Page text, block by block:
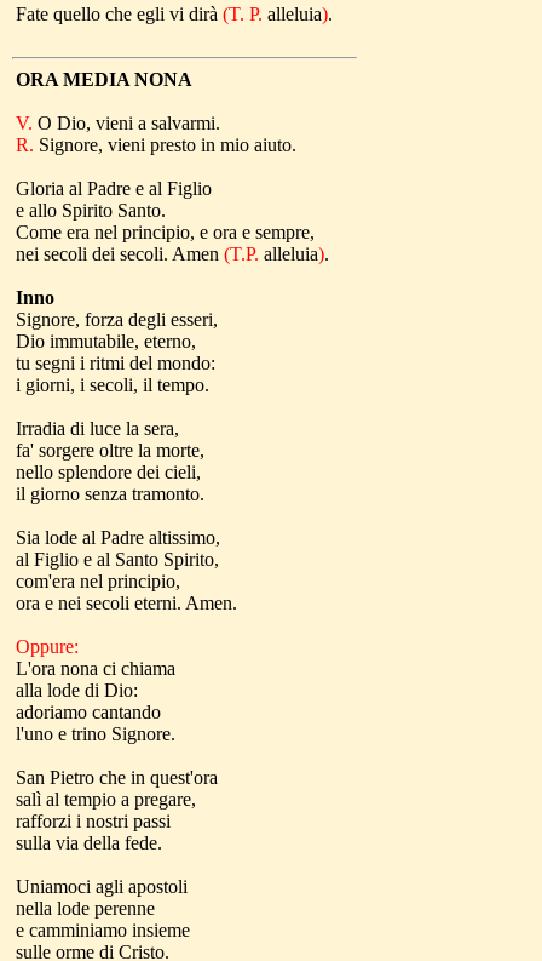
Fate quello che egli vi dirà (T. P. alleluia).
ORA MEDIA NONA
V. O Dio, vieni a salvarmi.
R. Signore, vieni presto in mio aiuto.
Gloria al Padre e al Figlio
e allo Spirito Santo.
Come era nel principio, e ora e sempre,
nei secoli dei secoli. Amen (T.P. alleluia).
Inno
Signore, forza degli esseri,
Dio immutabile, eterno,
tu segni i ritmi del mondo:
i giorni, i secoli, il tempo.
Irradia di luce la sera,
fa' sorgere oltre la morte,
nello splendore dei cieli,
il giorno senza tramonto.
Sia lode al Padre altissimo,
al Figlio e al Santo Spirito,
com'era nel principio,
ora e nei secoli eterni. Amen.
Oppure:
L'ora nona ci chiama
alla lode di Dio:
adoriamo cantando
l'uno e trino Signore.
San Pietro che in quest'ora
salì al tempio a pregare,
rafforzi i nostri passi
sulla via della fede.
Uniamoci agli apostoli
nella lode perenne
e camminiamo insieme
sulle orme di Cristo.